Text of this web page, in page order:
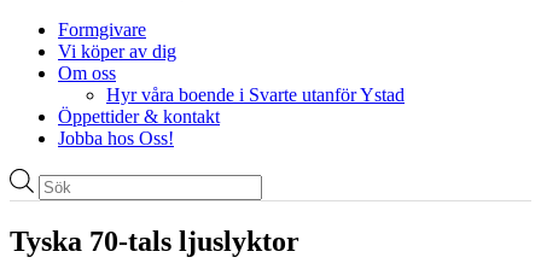
Formgivare
Vi köper av dig
Om oss
Hyr våra boende i Svarte utanför Ystad
Öppettider & kontakt
Jobba hos Oss!
Produktsökning
Tyska 70-tals ljuslyktor